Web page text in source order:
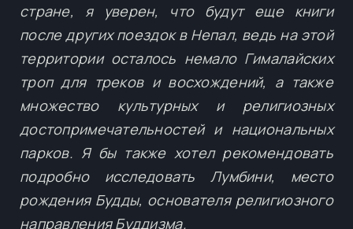
стране, я уверен, что будут еще книги
после других поездок в Непал, ведь на этой
территории осталось немало Гималайских
троп для треков и восхождений, а также
множество культурных и религиозных
достопримечательностей и национальных
парков. Я бы также хотел рекомендовать
подробно исследовать Лумбини, место
рождения Будды, основателя религиозного
направления Буддизма.